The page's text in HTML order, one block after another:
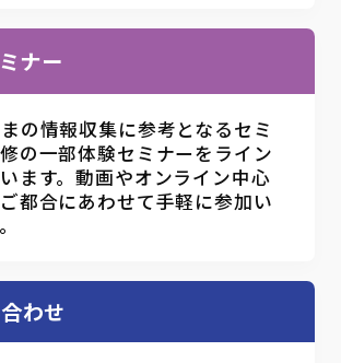
ナー
の情報収集に参考となるセミ
の一部体験セミナーをライン
ます。動画やオンライン中心
都合にあわせて手軽に参加い
わせ